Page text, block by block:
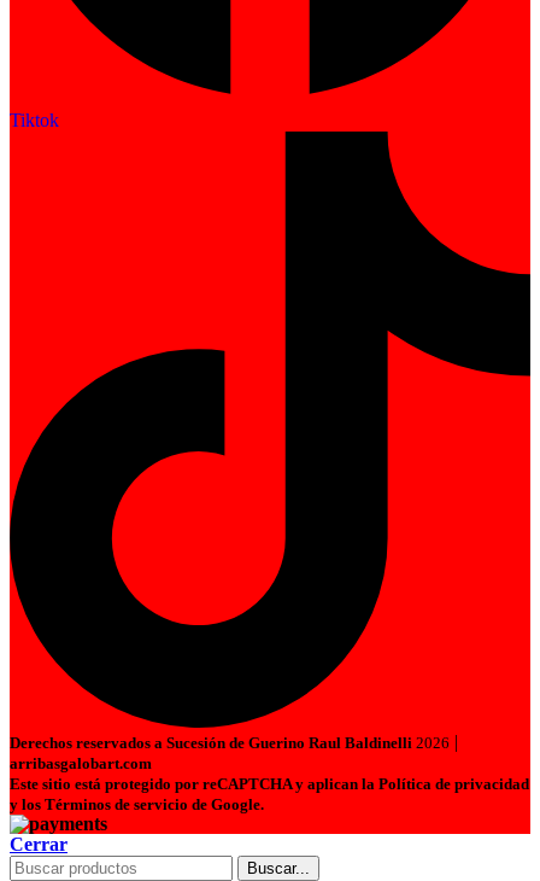
Tiktok
Derechos reservados a Sucesión de Guerino Raul Baldinelli 2026 |
arribasgalobart.com
Este sitio está protegido por reCAPTCHA y aplican la Política de privacidad
y los Términos de servicio de Google.
Cerrar
Buscar...